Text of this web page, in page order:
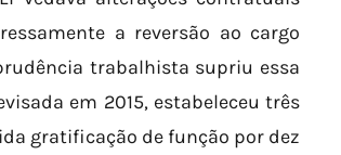
a reversão ao cargo
trabalhista supriu essa
em 2015, estabeleceu três
gratificação de função por dez